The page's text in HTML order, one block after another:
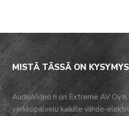
MISTÄ TÄSSÄ ON
AudioVideo.fi on Extreme AV
verkkopalvelu kaikille viihde-